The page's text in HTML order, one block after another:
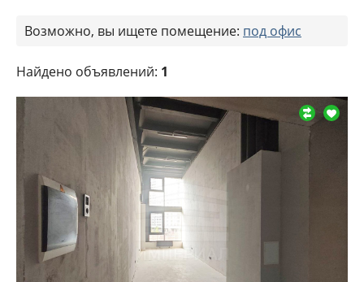
Возможно, вы ищете помещение: под офис
Найдено объявлений: 1